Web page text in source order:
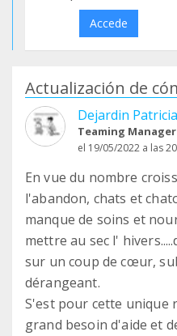
Accede
Actualización de
Dejardin Patricia
Teaming Manager
el 19/05/2022 a las
En vue du nombre
l'abandon, chats et
manque de soins et
mettre au sec l'
sur un coup de cœur,
dérangeant.
S'est pour cette unique
grand besoin d'aide et